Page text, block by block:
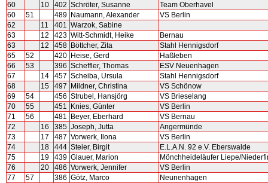
60
10 402 Schröter, Susanne
Team Oberhavel
60
51 489 Naumann, Alexander
VS Berlin
62
11 401 Warzok, Sabine
63
12 423 Witt-Schmidt, Heike
Bernau
63
12 458 Böttcher, Zita
Stahl Hennigsdorf
65
52 420 Heise, Gerd
Haßleben
66
53 396 Scheffler, Thomas
ESV Neuenhagen
67
14 457 Scheiba, Ursula
Stahl Hennigsdorf
68
15 497 Mildner, Christina
VS Schönow
69
54 456 Strubel, Hansjörg
VS Brieselang
70
55 451 Knies, Günter
VS Berlin
71
56 481 Beyer, Eberhard
VS Bernau
72
16 385 Joseph, Jutta
Angermünde
73
17 487 Vorwerk, Ilona
VS Berlin
74
18 444 Steier, Birgit
E.L.A.N. 92 e.V. Eberswalde
75
19 439 Glauer, Marion
Mönchheideläufer Liepe/
76
20 486 Vorwerk, Jennifer
VS Berlin
77
57 386 Götz, Marco
Neunenhagen